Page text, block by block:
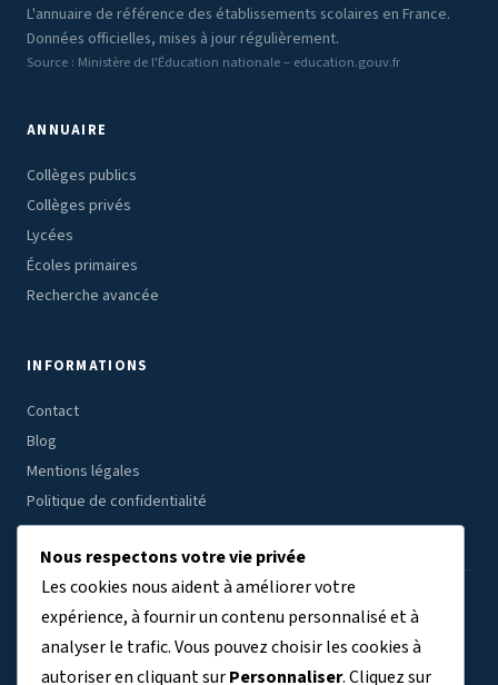
L'annuaire de référence des établissements scolaires en France.
Données officielles, mises à jour régulièrement.
Source : Ministère de l'Éducation nationale – education.gouv.fr
ANNUAIRE
Collèges publics
Collèges privés
Lycées
Écoles primaires
Recherche avancée
INFORMATIONS
Contact
Blog
Mentions légales
Politique de confidentialité
ÉTABLISSEMENTS PAR RÉGION
Auvergne-Rhône-Alpes (7804)Bourgogne-Franche-Comté(3409)
Nous respectons votre vie privée
Les cookies nous aident à améliorer votre
expérience, à fournir un contenu personnalisé et à
analyser le trafic. Vous pouvez choisir les cookies à
autoriser en cliquant surPersonnaliser. Cliquez sur